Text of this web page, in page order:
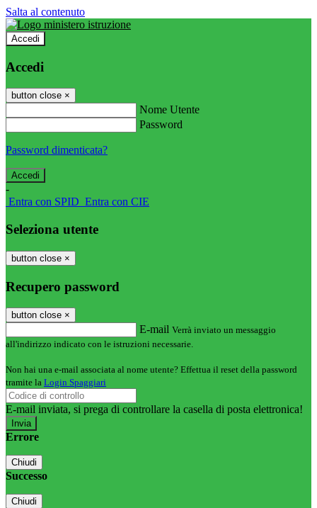
Salta al contenuto
Accedi
Accedi
button close ×
Nome Utente
Password
Password dimenticata?
-
Entra con SPID Entra con CIE
Seleziona utente
button close ×
Recupero password
button close ×
E-mail Verrà inviato un messaggio
all'indirizzo indicato con le istruzioni necessarie.
Non hai una e-mail associata al nome utente? Effettua il reset della password
tramite la Login Spaggiari
E-mail inviata, si prega di controllare la casella di posta elettronica!
Errore
Chiudi
Successo
Chiudi